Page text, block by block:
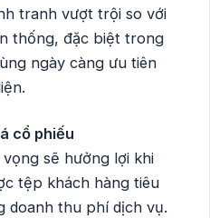
tranh vượt trội so với
thống, đặc biệt trong
ngày càng ưu tiên
cổ phiếu
sẽ hưởng lợi khi
tệp khách hàng tiêu
doanh thu phí dịch vụ.